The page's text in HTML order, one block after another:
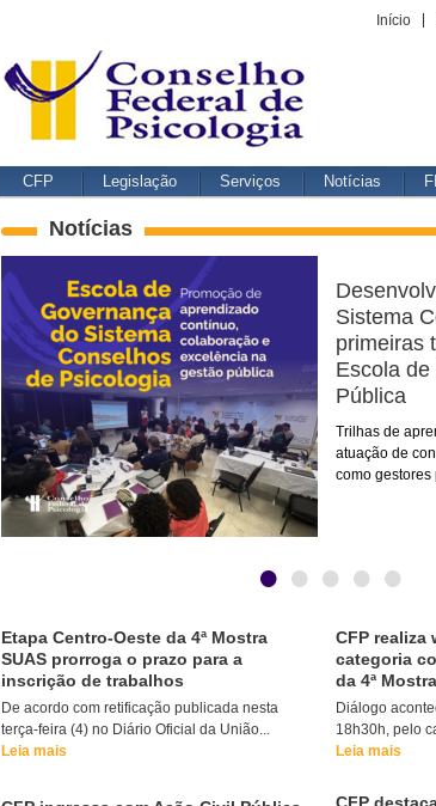
Início
CFP Legislação Serviços Notícias
Notícias
Sistema
primeiras
Escola
Pública
Trilhas de
atuação de
como gestores
• • • • •
Etapa Centro-Oeste da 4ª Mostra
SUAS prorroga o prazo para a
inscrição de trabalhos
De acordo com retificação publicada nesta
terça-feira (4) no Diário Oficial da União...
Leia mais
CFP realiza
categoria
da 4ª
Diálogo
18h30h, pelo
Leia mais